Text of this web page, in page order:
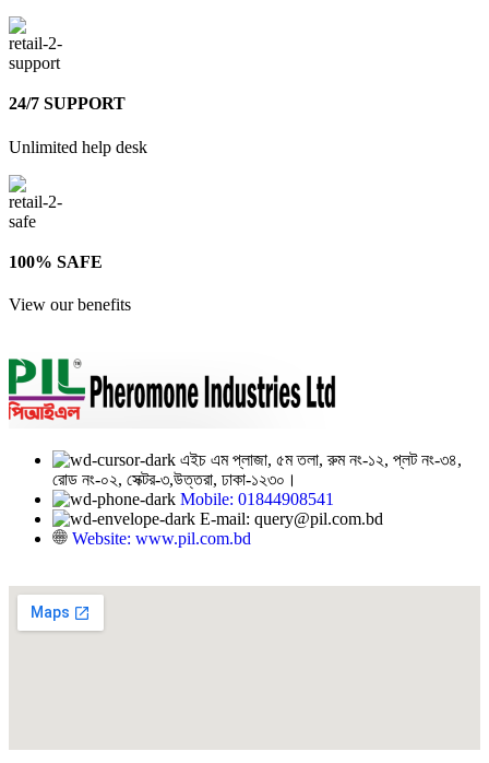
24/7 SUPPORT
Unlimited help desk
100% SAFE
View our benefits
এইচ এম প্লাজা, ৫ম তলা, রুম নং-১২, প্লট নং-৩৪,
রোড নং-০২, সেক্টর-৩,উত্তরা, ঢাকা-১২৩০।
Mobile: 01844908541
E-mail: query@pil.com.bd
Website: www.pil.com.bd